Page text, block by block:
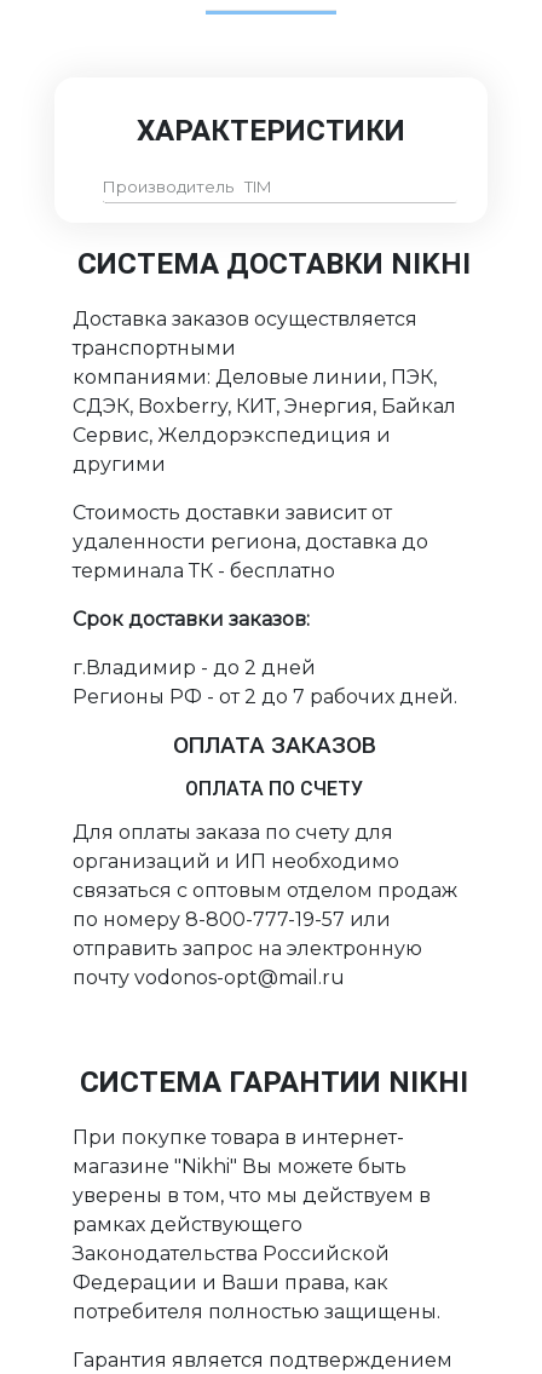
ХАРАКТЕРИСТИКИ
Производитель TIM
СИСТЕМА ДОСТАВКИ NIKHI
Доставка заказов осуществляется
транспортными
компаниями: Деловые линии, ПЭК,
СДЭК, Boxberry, КИТ, Энергия, Байкал
Сервис, Желдорэкспедиция и
другими
Стоимость доставки зависит от
удаленности региона, доставка до
терминала ТК - бесплатно
Срок доставки заказов:
г.Владимир - до 2 дней
Регионы РФ - от 2 до 7 рабочих дней.
ОПЛАТА ЗАКАЗОВ
ОПЛАТА ПО СЧЕТУ
Для оплаты заказа по счету для
организаций и ИП необходимо
связаться с оптовым отделом продаж
по номеру 8-800-777-19-57 или
отправить запрос на электронную
почту vodonos-opt@mail.ru
СИСТЕМА ГАРАНТИИ NIKHI
При покупке товара в интернет-
магазине "Nikhi" Вы можете быть
уверены в том, что мы действуем в
рамках действующего
Законодательства Российской
Федерации и Ваши права, как
потребителя полностью защищены.
Гарантия является подтверждением